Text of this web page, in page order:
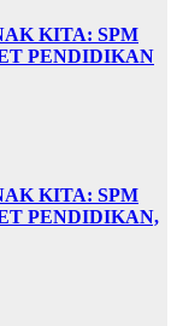
KITA: SPM
PENDIDIKAN
KITA: SPM
PENDIDIKAN,